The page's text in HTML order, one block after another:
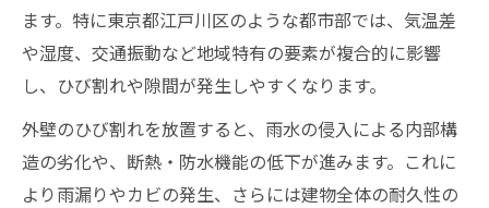
地域特性に合ったひび割れ補修のポイント
外壁クラック補修方法の選び方と注意点
ALC外壁のひび割れ補修方法の基礎知識
江戸川区特有のサイディング補修の工夫
ます。特に東京都江戸川区のような都市部では、気温差
や湿度、交通振動など地域特有の要素が複合的に影響
し、ひび割れや隙間が発生しやすくなります。
外壁のひび割れを放置すると、雨水の侵入による内部構
造の劣化や、断熱・防水機能の低下が進みます。これに
より雨漏りやカビの発生、さらには建物全体の耐久性の